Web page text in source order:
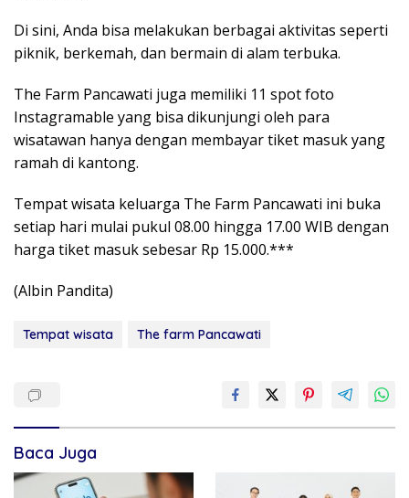
Di sini, Anda bisa melakukan berbagai aktivitas seperti
piknik, berkemah, dan bermain di alam terbuka.
The Farm Pancawati juga memiliki 11 spot foto
Instagramable yang bisa dikunjungi oleh para
wisatawan hanya dengan membayar tiket masuk yang
ramah di kantong.
Tempat wisata keluarga The Farm Pancawati ini buka
setiap hari mulai pukul 08.00 hingga 17.00 WIB dengan
harga tiket masuk sebesar Rp 15.000.***
(Albin Pandita)
Tempat wisata The farm Pancawati
Baca Juga